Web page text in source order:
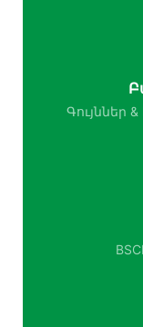
Գույններ